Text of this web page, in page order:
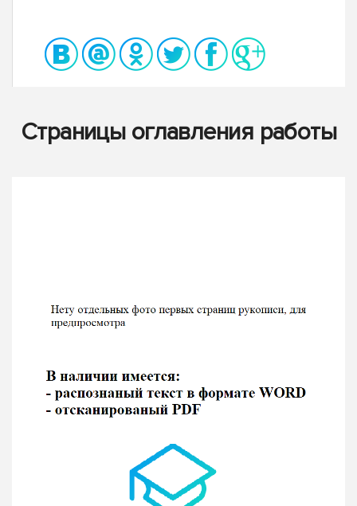
Страницы оглавления работы